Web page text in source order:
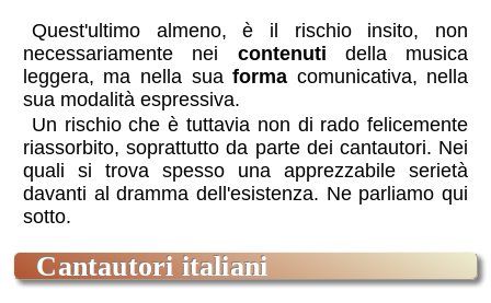
Quest'ultimo almeno, è il rischio insito, non
necessariamente nei contenuti della musica
leggera, ma nella suaforma comunicativa, nella
sua modalità espressiva.
Un rischio che è tuttavia non di rado felicemente
riassorbito, soprattutto da parte dei cantautori. Nei
quali si trova spesso una apprezzabile serietà
davanti al dramma dell'esistenza. Ne parliamo qui
sotto.
cantautori italiani